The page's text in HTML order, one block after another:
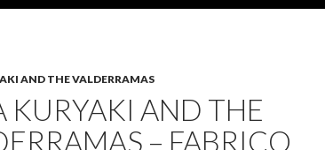
AND THE VALDERRAMAS
KURYAKI AND THE
– FABRICO